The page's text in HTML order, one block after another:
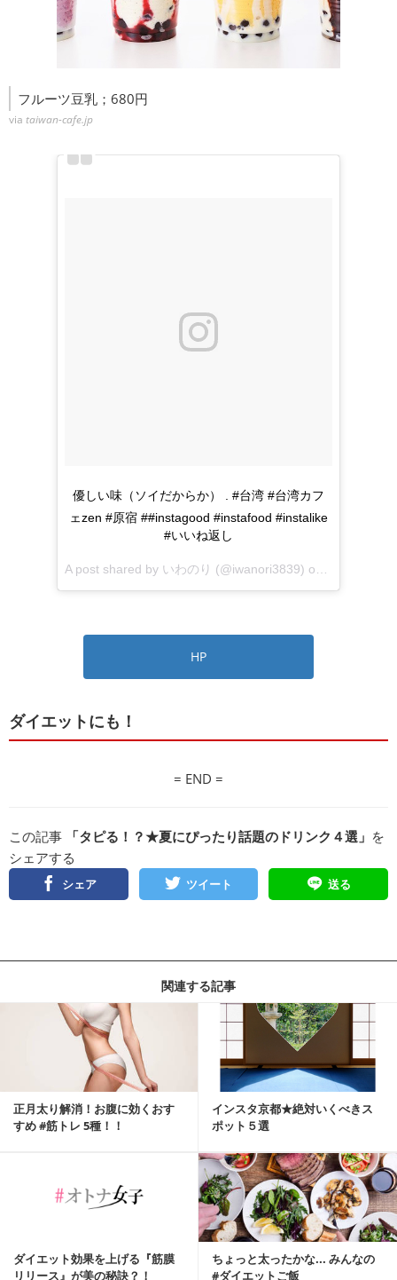
フルーツ豆乳；680円
via taiwan-cafe.jp
優しい味（ソイだからか） . #台湾 #台湾カフ
ェzen #原宿 ##instagood #instafood #instalike
#いいね返し
A post shared by いわのり (@iwanori3839) on
HP
ダイエットにも！
= END =
この記事 「タピる！？★夏にぴったり話題のドリンク４選」 を
シェアする
シェア ツイート 送る
関連する記事
正月太り解消！お腹に効くおす
すめ #筋トレ 5種！！
インスタ京都★絶対いくべきス
ポット５選
ダイエット効果を上げる『筋膜
リリース』が美の秘訣？！
ちょっと太ったかな... みんなの
#ダイエットご飯